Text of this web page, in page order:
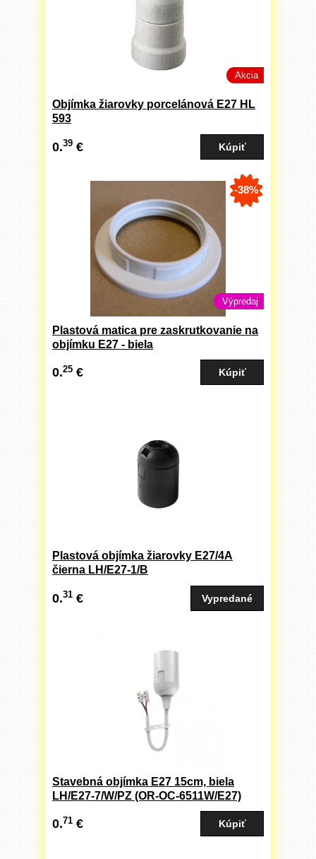
Akcia
Objímka žiarovky porcelánová E27 HL
593
0.39 €
Výpredaj
Plastová matica pre zaskrutkovanie na
objímku E27 - biela
0.25 €
-38%
Plastová objímka žiarovky E27/4A
čierna LH/E27-1/B
0.31 €
Stavebná objímka E27 15cm, biela
LH/E27-7/W/PZ (OR-OC-6511W/E27)
0.71 €